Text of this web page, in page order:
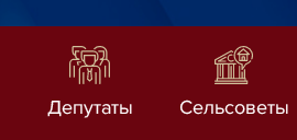
Депутаты Сельсоветы